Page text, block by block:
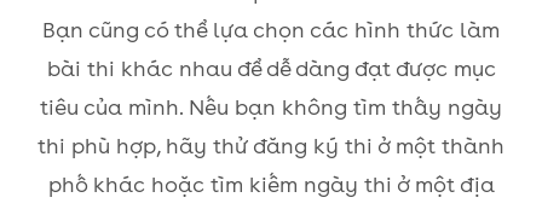
Bạn cũng có thể lựa chọn các hình thức làm
bài thi khác nhau để dễ dàng đạt được mục
tiêu của mình. Nếu bạn không tìm thấy ngày
thi phù hợp, hãy thử đăng ký thi ở một thành
phố khác hoặc tìm kiếm ngày thi ở một địa